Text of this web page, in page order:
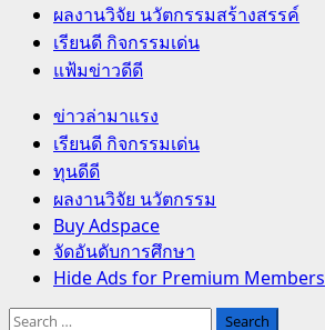
ผลงานวิจัย นวัตกรรมสร้างสรรค์
เรียนดี กิจกรรมเด่น
แฟ้มข่าวดีดี
Primary
Menu
ข่าวล่ามาแรง
เรียนดี กิจกรรมเด่น
ทุนดีดี
ผลงานวิจัย นวัตกรรม
Buy Adspace
จัดอันดับการศึกษา
Hide Ads for Premium Members
Search